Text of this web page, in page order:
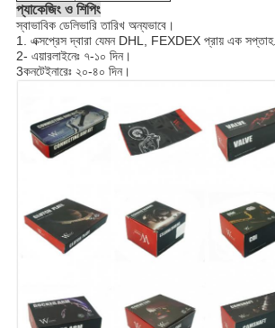
প্যাকেজিং ও শিপিং
স্বাভাবিক ডেলিভারি তারিখ অন্যভাবে।
1. এক্সপ্রেস দ্বারা যেমন DHL, FEXDEX প্রায় এক সপ্তাহ.
2- এয়ারলাইনেঃ ৭-১০ দিন।
3কনটেইনারেঃ ২০-৪০ দিন।